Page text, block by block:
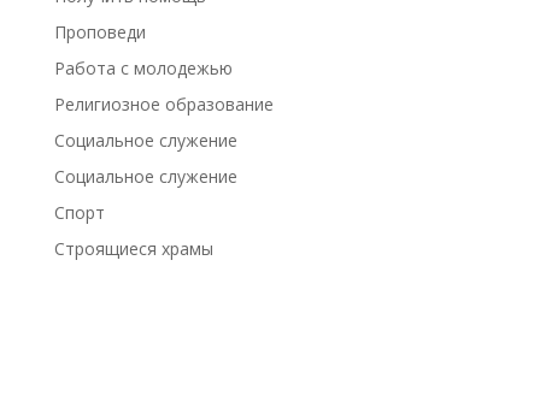
Проповеди
Работа с молодежью
Религиозное образование
Социальное служение
Социальное служение
Спорт
Строящиеся храмы